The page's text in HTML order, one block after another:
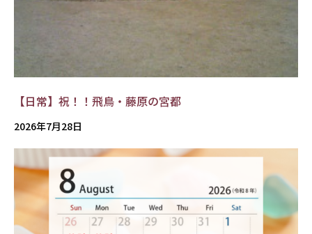
【日常】祝！！飛鳥・藤原の宮都
2026年7月28日